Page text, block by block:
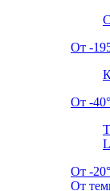
От -
От -
От -
От